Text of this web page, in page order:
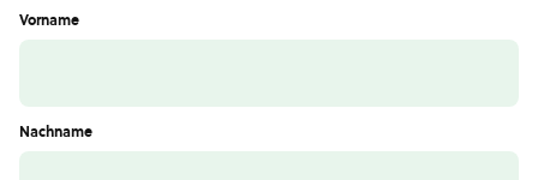
Vorname
Nachname